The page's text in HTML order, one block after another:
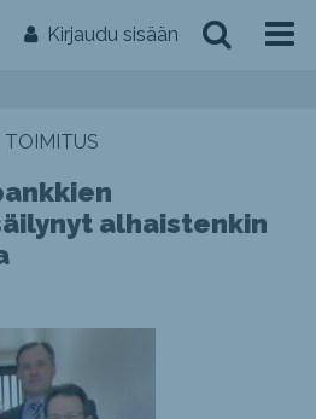
Kirjaudu sisään
TOIMITUS
alhaistenkin